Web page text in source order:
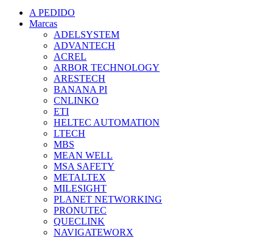
A PEDIDO
Marcas
ADELSYSTEM
ADVANTECH
ACREL
ARBOR TECHNOLOGY
ARESTECH
BANANA PI
CNLINKO
ETI
HELTEC AUTOMATION
LTECH
MBS
MEAN WELL
MSA SAFETY
METALTEX
MILESIGHT
PLANET NETWORKING
PRONUTEC
QUECLINK
NAVIGATEWORX